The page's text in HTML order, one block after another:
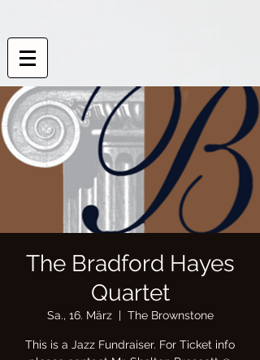
The Bradford Hayes
Quartet
Sa., 16. März
  |
The Brownstone
This is a Jazz Fundraiser. For Ticket info